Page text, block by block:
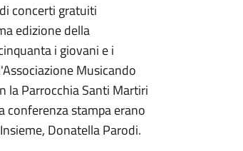
concerti gratuiti
edizione della
i giovani e i
Musicando
la Parrocchia Santi Martiri
conferenza stampa erano
Donatella Parodi.